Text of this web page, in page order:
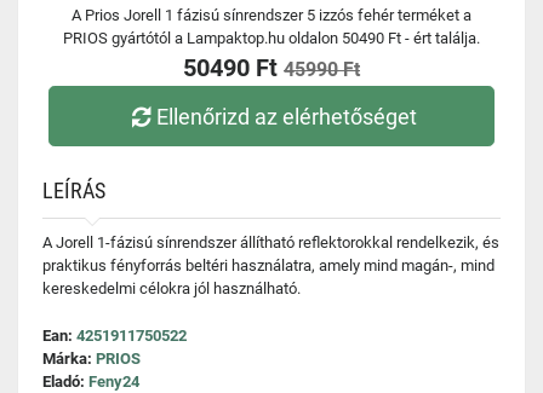
A Prios Jorell 1 fázisú sínrendszer 5 izzós fehér terméket a
PRIOS gyártótól a Lampaktop.hu oldalon 50490 Ft - ért találja.
50490 Ft 45990 Ft
Ellenőrizd az elérhetőséget
LEÍRÁS
A Jorell 1-fázisú sínrendszer állítható reflektorokkal rendelkezik, és
praktikus fényforrás beltéri használatra, amely mind magán-, mind
kereskedelmi célokra jól használható.
Ean: 4251911750522
Márka: PRIOS
Eladó: Feny24